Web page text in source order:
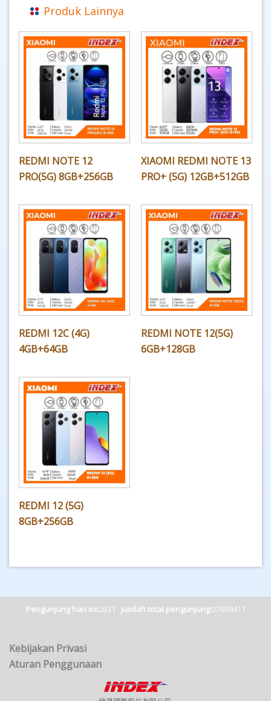
Produk Lainnya
REDMI NOTE 12
PRO(5G) 8GB+256GB
XIAOMI REDMI NOTE 13
PRO+ (5G) 12GB+512GB
REDMI 12C (4G)
4GB+64GB
REDMI NOTE 12(5G)
6GB+128GB
REDMI 12 (5G)
8GB+256GB
Pengunjung hari ini:2631 Jumlah total pengunjung:27659411
Kebijakan Privasi
Aturan Penggunaan